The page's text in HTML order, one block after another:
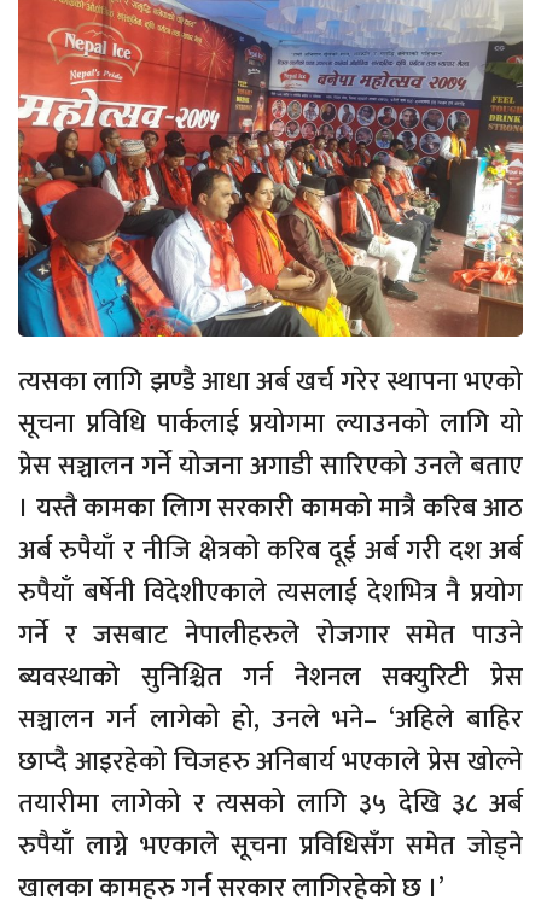
त्यसका लागि झण्डै आधा अर्ब खर्च गरेर स्थापना भएको
सूचना प्रविधि पार्कलाई प्रयोगमा ल्याउनको लागि यो
प्रेस सञ्चालन गर्ने योजना अगाडी सारिएको उनले बताए
। यस्तै कामका लािग सरकारी कामको मात्रै करिब आठ
अर्ब रुपैयाँ र नीजि क्षेत्रको करिब दूई अर्ब गरी दश अर्ब
रुपैयाँ बर्षेनी विदेशीएकाले त्यसलाई देशभित्र नै प्रयोग
गर्ने र जसबाट नेपालीहरुले रोजगार समेत पाउने
ब्यवस्थाको सुनिश्चित गर्न नेशनल सक्युरिटी प्रेस
सञ्चालन गर्न लागेको हो, उनले भने– ‘अहिले बाहिर
छाप्दै आइरहेको चिजहरु अनिबार्य भएकाले प्रेस खोल्ने
तयारीमा लागेको र त्यसको लागि ३५ देखि ३८ अर्ब
रुपैयाँ लाग्ने भएकाले सूचना प्रविधिसँग समेत जोड्ने
खालका कामहरु गर्न सरकार लागिरहेको छ ।’